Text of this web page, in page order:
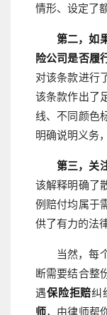
情形、设定了
第二，如
险公司是否履
对该条款进行
该条款作出了
线、不同颜色
明确说明义务
第三，关
该解释明确了
例赔付均属于
供了有力的法
当然，每
断需要结合整
遇保险拒赔纠
师，由律师帮